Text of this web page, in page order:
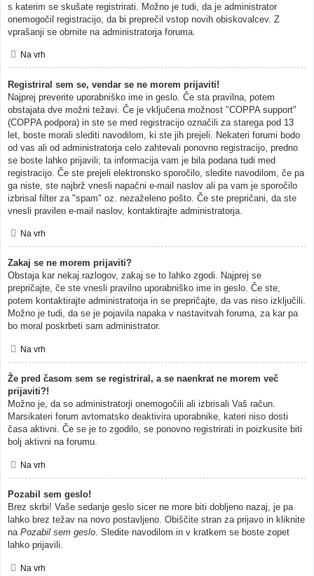
s katerim se skušate registrirati. Možno je tudi, da je administrator
onemogočil registracijo, da bi preprečil vstop novih obiskovalcev. Z
vprašanji se obrnite na administratorja foruma.
Na vrh
Registriral sem se, vendar se ne morem prijaviti!
Najprej preverite uporabniško ime in geslo. Če sta pravilna, potem
obstajata dve možni težavi. Če je vključena možnost "COPPA support"
(COPPA podpora) in ste se med registracijo označili za starega pod 13
let, boste morali slediti navodilom, ki ste jih prejeli. Nekateri forumi bodo
od vas ali od administratorja celo zahtevali ponovno registracijo, predno
se boste lahko prijavili; ta informacija vam je bila podana tudi med
registracijo. Če ste prejeli elektronsko sporočilo, sledite navodilom, če pa
ga niste, ste najbrž vnesli napačni e-mail naslov ali pa vam je sporočilo
izbrisal filter za "spam" oz. nezaželeno pošto. Če ste prepričani, da ste
vnesli pravilen e-mail naslov, kontaktirajte administratorja.
Na vrh
Zakaj se ne morem prijaviti?
Obstaja kar nekaj razlogov, zakaj se to lahko zgodi. Najprej se
prepričajte, če ste vnesli pravilno uporabniško ime in geslo. Če ste,
potem kontaktirajte administratorja in se prepričajte, da vas niso izključili.
Možno je tudi, da se je pojavila napaka v nastavitvah foruma, za kar pa
bo moral poskrbeti sam administrator.
Na vrh
Že pred časom sem se registriral, a se naenkrat ne morem več
prijaviti?!
Možno je, da so administratorji onemogočili ali izbrisali Vaš račun.
Marsikateri forum avtomatsko deaktivira uporabnike, kateri niso dosti
časa aktivni. Če se je to zgodilo, se ponovno registrirati in poizkusite biti
bolj aktivni na forumu.
Na vrh
Pozabil sem geslo!
Brez skrbi! Vaše sedanje geslo sicer ne more biti dobljeno nazaj, je pa
lahko brez težav na novo postavljeno. Obiščite stran za prijavo in kliknite
na Pozabil sem geslo. Sledite navodilom in v kratkem se boste zopet
lahko prijavili.
Na vrh